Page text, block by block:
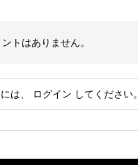
トはありません。
は、 ログイン してください。